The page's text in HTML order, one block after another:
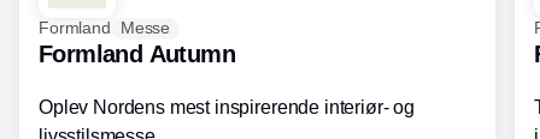
Formland Messe
Formland Autumn
Oplev Nordens mest inspirerende interiør- og